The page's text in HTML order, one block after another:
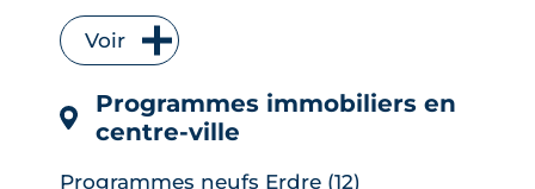
Programmes neufs La Chapelle-sur-
Erdre (6)
Programmes neufs Les Herbiers (4)
Programmes neufs Orvault (4)
Programmes neufs Saint-Sébastien-
Voir
Programmes immobiliers en
centre-ville
Programmes neufs Erdre (12)